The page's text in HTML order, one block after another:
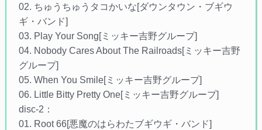
02. ちゅうちゅうタコかいな[ダウンタウン・ブギウ
ギ・バンド]
03. Play Your Song[ミッキー吉野グループ]
04. Nobody Cares About The Railroads[ミッキー吉野
グループ]
05. When You Smile[ミッキー吉野グループ]
06. Little Bitty Pretty One[ミッキー吉野グループ]
disc-2：
01. Root 66[悪魔のはらわたブギウギ・バンド]